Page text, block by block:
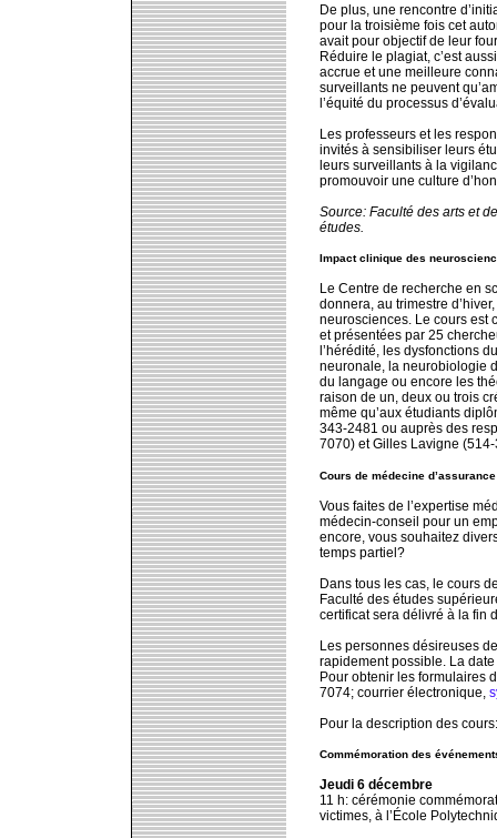
De plus, une rencontre
pour la troisième fois cet
avait pour objectif de leur
Réduire le plagiat, c’est
accrue et une meilleure
surveillants ne peuvent
l’équité du processus
Les professeurs et les
invités à sensibiliser leurs
leurs surveillants à la
promouvoir une culture
Source: Faculté des arts et
études.
Impact clinique des
Le Centre de recherche en
donnera, au trimestre
neurosciences. Le cours est
et présentées par 25
l’hérédité, les dysfonctions
neuronale, la neurobiologie
du langage ou encore les
raison de un, deux ou trois
même qu’aux étudiants
343-2481 ou auprès des
7070) et Gilles Lavigne
Cours de médecine
Vous faites de l’expertise
médecin-conseil pour un
encore, vous souhaitez
temps partiel?
Dans tous les cas, le cours
Faculté des études
certificat sera délivré à la fin
Les personnes désireuses
rapidement possible. La
Pour obtenir les formulaires
7074; courrier électronique,
Pour la description des
Commémoration des
Jeudi 6 décembre
11 h: cérémonie
victimes, à l’École